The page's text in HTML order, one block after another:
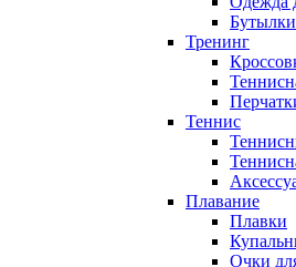
Тренинг
Теннис
Плавание
Плавки
Очки